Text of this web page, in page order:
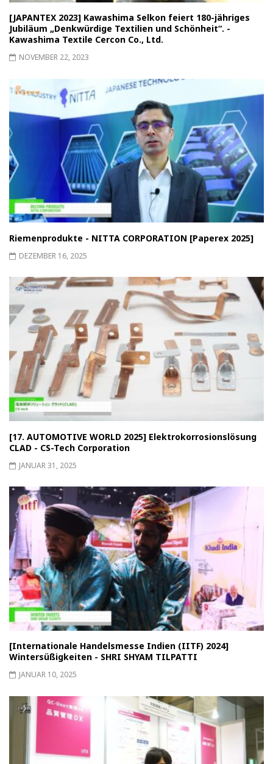
[JAPANTEX 2023] Kawashima Selkon feiert 180-jähriges
Jubiläum „Denkwürdige Textilien und Schönheit“. -
Kawashima Textile Cercon Co., Ltd.
NOVEMBER 22, 2023
Riemenprodukte - NITTA CORPORATION [Paperex 2025]
DEZEMBER 16, 2025
[17. AUTOMOTIVE WORLD 2025] Elektrokorrosionslösung
CLAD - CS-Tech Corporation
JANUAR 31, 2025
[Internationale Handelsmesse Indien (IITF) 2024]
Wintersüßigkeiten - SHRI SHYAM TILPATTI
JANUAR 10, 2025